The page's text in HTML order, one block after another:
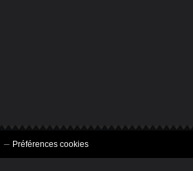
Préférences cookies